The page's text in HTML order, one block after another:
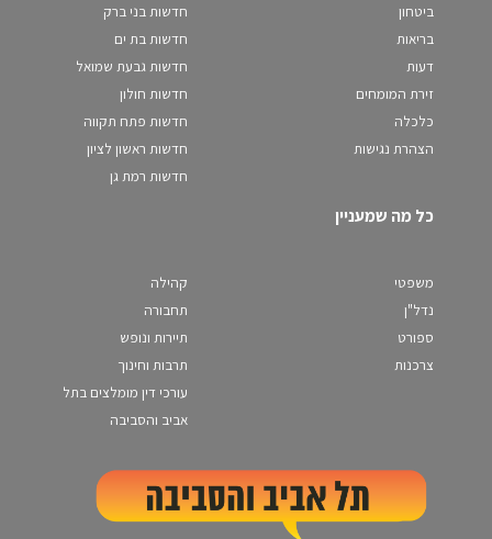
ביטחון
בריאות
דעות
זירת המומחים
כלכלה
הצהרת נגישות
חדשות בני ברק
חדשות בת ים
חדשות גבעת שמואל
חדשות חולון
חדשות פתח תקווה
חדשות ראשון לציון
חדשות רמת גן
כל מה שמעניין
משפטי
נדל"ן
ספורט
צרכנות
קהילה
תחבורה
תיירות ונופש
תרבות וחינוך
עורכי דין מומלצים בתל
אביב והסביבה